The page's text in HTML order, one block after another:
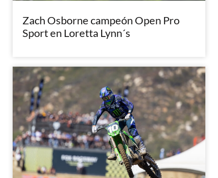
Zach Osborne campeón Open Pro
Sport en Loretta Lynn´s